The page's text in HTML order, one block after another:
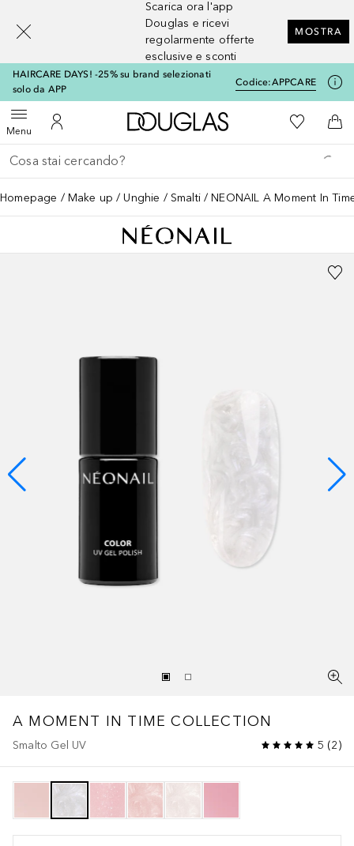
Scarica ora l'app
Douglas e ricevi
regolarmente offerte
esclusive e sconti
MOSTRA
HAIRCARE DAYS! -25% su brand selezionati
solo da APP
Codice:APPCARE
MenuApri menuAl Mio Account
A Douglas HomeAlla Mia
Al
Torna indietro
Esegui ricerca
Homepage Make up Unghie Smalti NEONAIL A Moment In
A MOMENT IN TIME COLLECTION
Smalto Gel UV 5 (2)
[navigation.slideout.screenreader]